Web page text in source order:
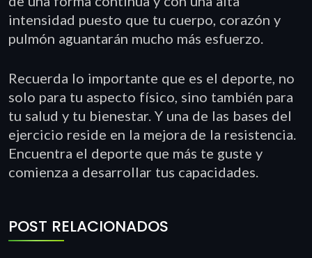
intensidad puesto que tu cuerpo, corazón y
pulmón aguantarán mucho más esfuerzo.
Recuerda lo importante que es el deporte, no
solo para tu aspecto físico, sino también para
tu salud y tu bienestar. Y una de las bases del
ejercicio reside en la mejora de la resistencia.
Encuentra el deporte que más te guste y
comienza a desarrollar tus capacidades.
POST RELACIONADOS